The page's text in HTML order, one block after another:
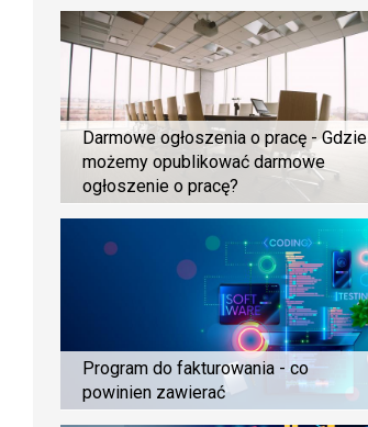
Darmowe ogłoszenia o pracę - Gdzie
możemy opublikować darmowe
ogłoszenie o pracę?
Program do fakturowania - co
powinien zawierać